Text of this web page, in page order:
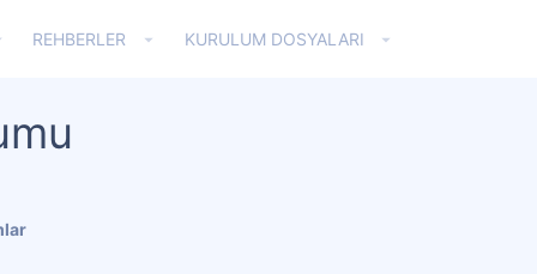
REHBERLER KURULUM DOSYALARI